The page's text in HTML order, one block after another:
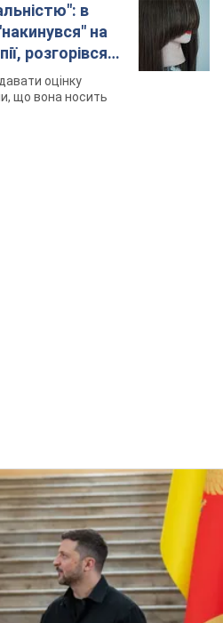
в
на
розгорівся
оцінку
що вона носить